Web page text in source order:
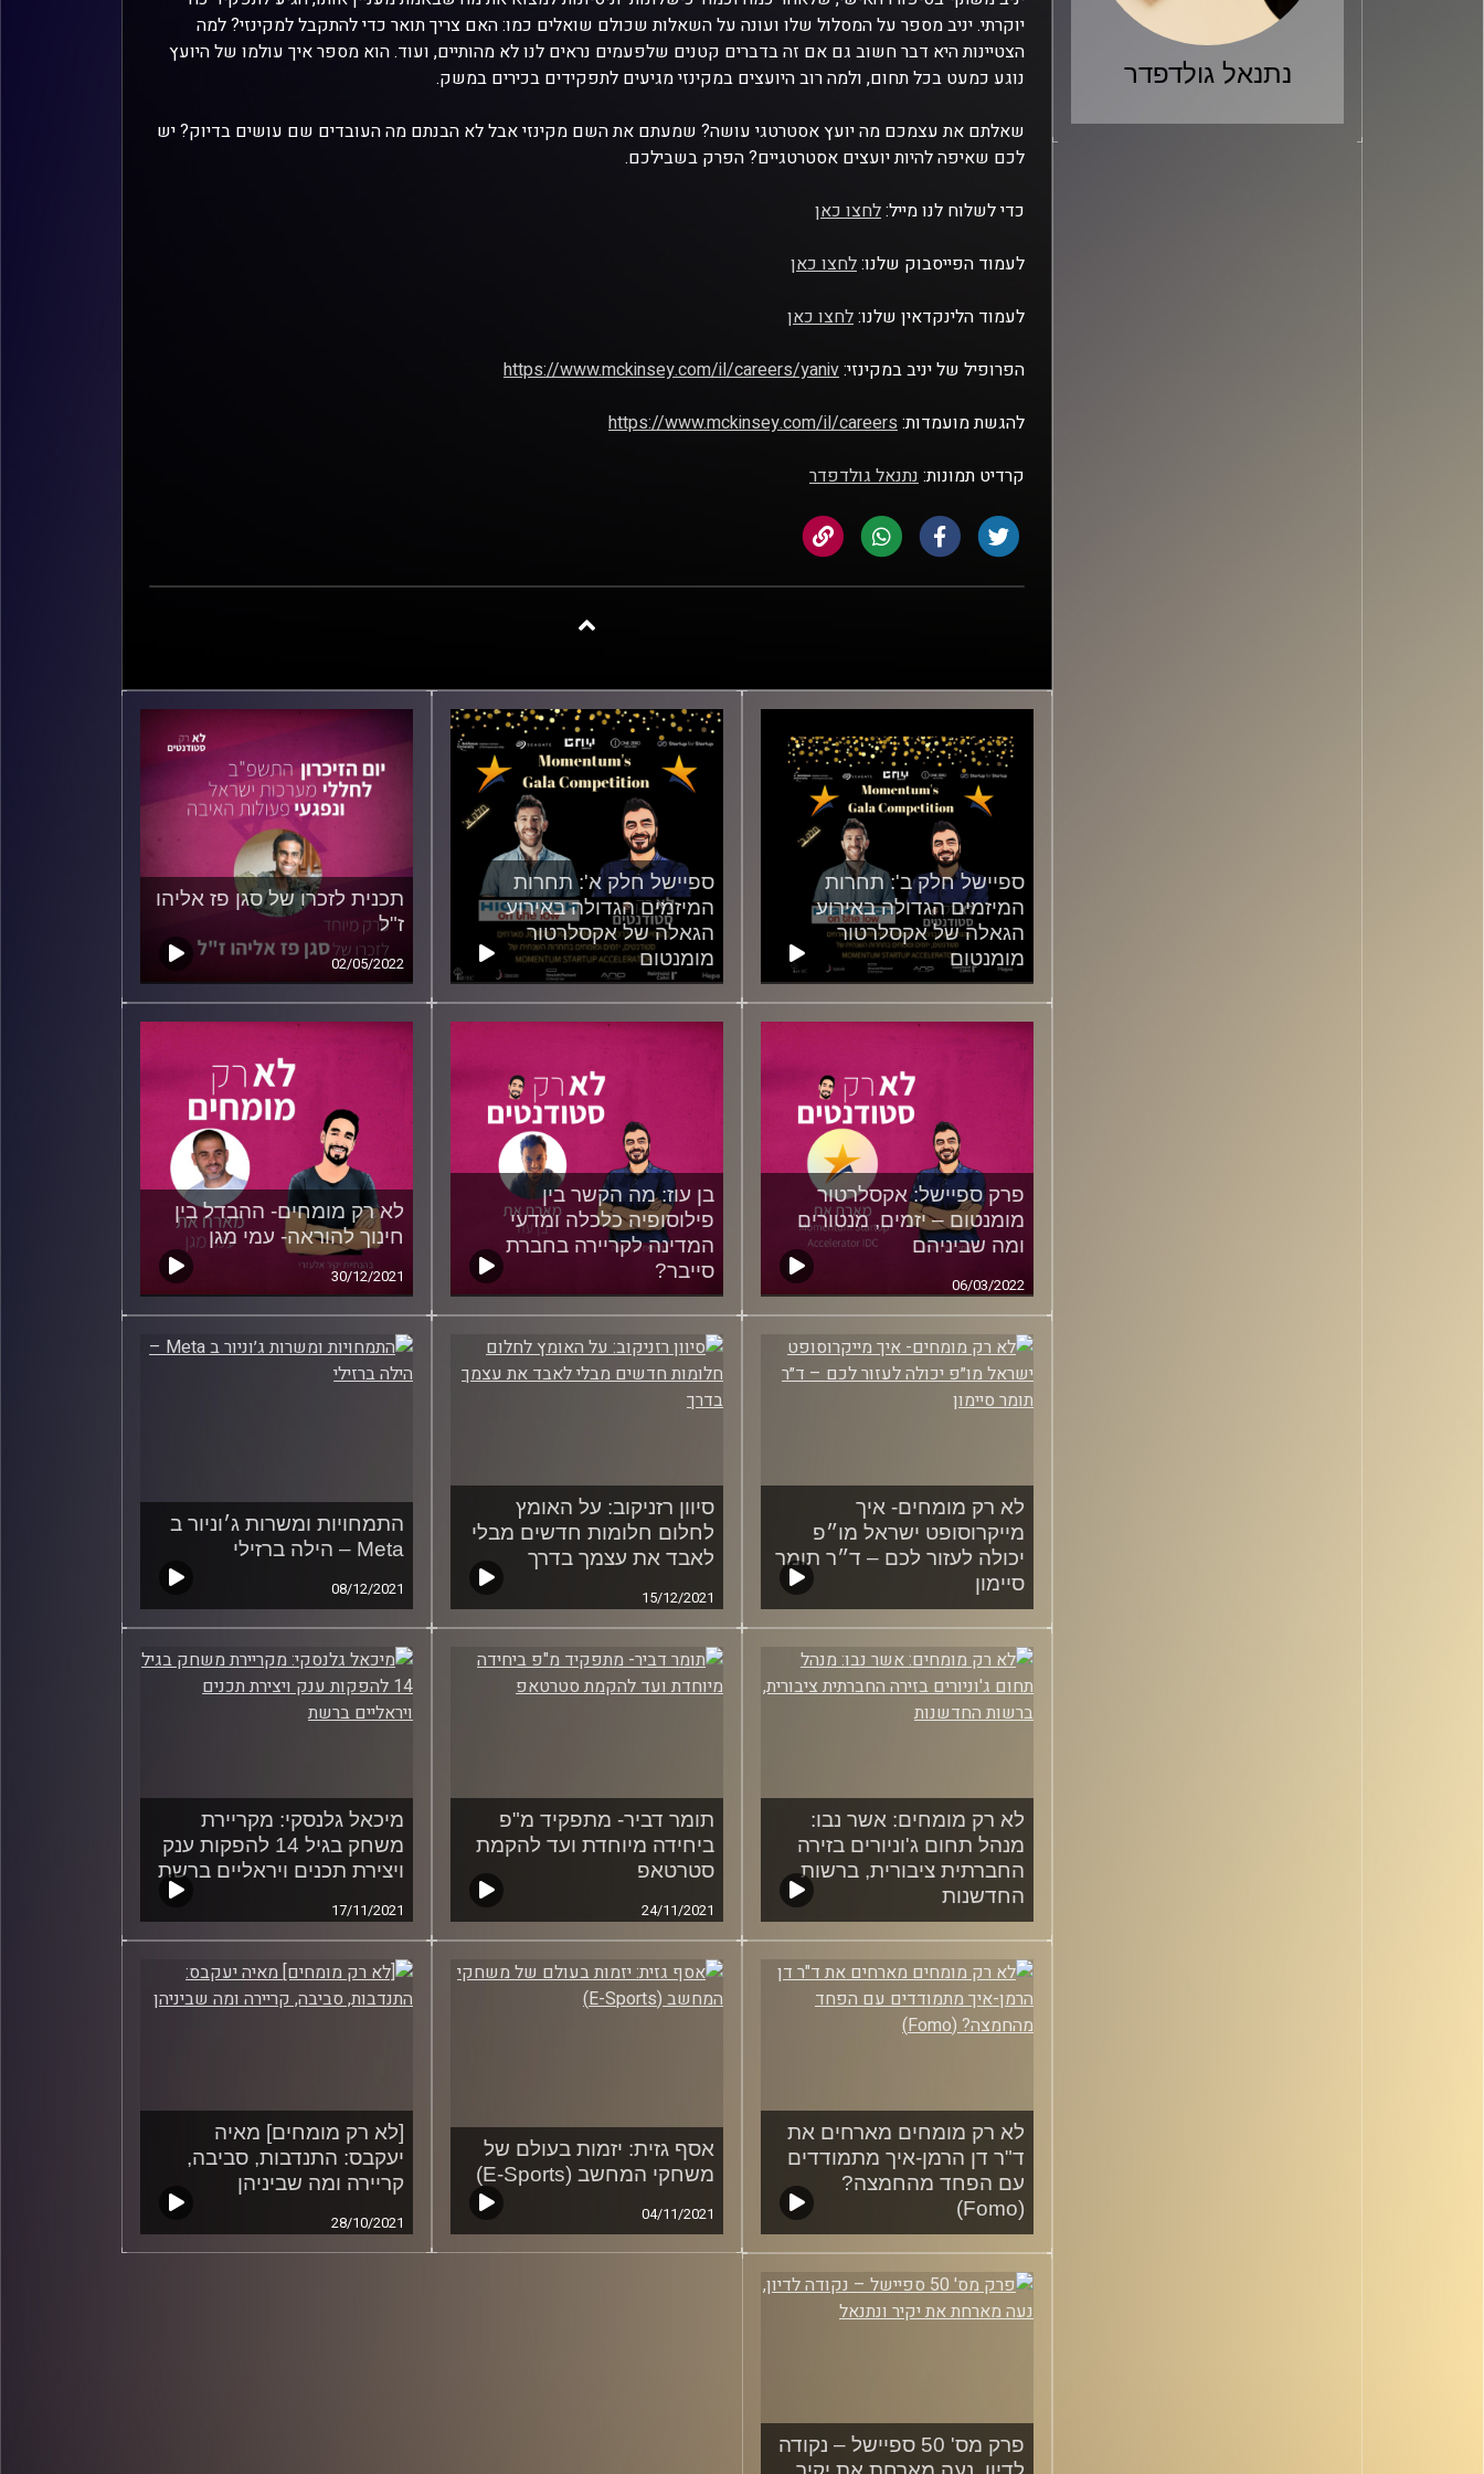
נתנאל גולדפדר
יוקרתי. יניב מספר על המסלול שלו ועונה על השאלות שכולם שואלים כמו: האם צריך תואר כדי להתקבל למקינזי? למה
הצטיינות היא דבר חשוב גם אם זה בדברים קטנים שלפעמים נראים לנו לא מהותיים, ועוד. הוא מספר איך עולמו של היועץ
נוגע כמעט בכל תחום, ולמה רוב היועצים במקינזי מגיעים לתפקידים בכירים במשק.
שאלתם את עצמכם מה יועץ אסטרטגי עושה? שמעתם את השם מקינזי אבל לא הבנתם מה העובדים שם עושים בדיוק? יש
לכם שאיפה להיות יועצים אסטרטגיים? הפרק בשבילכם.
כדי לשלוח לנו מייל:לחצו כאן
לעמוד הפייסבוק שלנו:לחצו כאן
לעמוד הלינקדאין שלנו:לחצו כאן
הפרופיל של יניב במקינזי:https://www.mckinsey.com/il/careers/yaniv
להגשת מועמדות:https://www.mckinsey.com/il/careers
קרדיט תמונות:נתנאל גולדפדר
ספיישל חלק ב': תחרות
המיזמים הגדולה באירוע
הגאלה של אקסלרטור
מומנטום
26/06/2022
ספיישל חלק א': תחרות
המיזמים הגדולה באירוע
הגאלה של אקסלרטור
מומנטום
16/06/2022
תכנית לזכרו של סגן פז אליהו
ז"ל
02/05/2022
פרק ספיישל: אקסלרטור
מומנטום – יזמים, מנטורים
ומה שביניהם
06/03/2022
בן עוז: מה הקשר בין
פילוסופיה כלכלה ומדעי
המדינה לקריירה בחברת
סייבר?
12/01/2022
לא רק מומחים- ההבדל בין
חינוך להוראה- עמי מגן
30/12/2021
לא רק מומחים- איך
מייקרוסופט ישראל מו״פ
יכולה לעזור לכם – ד״ר תומר
סיימון
23/12/2021
סיוון רזניקוב: על האומץ
לחלום חלומות חדשים מבלי
לאבד את עצמך בדרך
15/12/2021
התמחויות ומשרות ג׳וניור ב
Meta – הילה ברזילי
08/12/2021
לא רק מומחים: אשר נבו:
מנהל תחום ג'וניורים בזירה
החברתית ציבורית, ברשות
החדשנות
01/12/2021
תומר דביר- מתפקיד מ"פ
ביחידה מיוחדת ועד להקמת
סטרטאפ
24/11/2021
מיכאל גלנסקי: מקריירת
משחק בגיל 14 להפקות ענק
ויצירת תכנים ויראליים ברשת
17/11/2021
לא רק מומחים מארחים את
ד"ר דן הרמן-איך מתמודדים
עם הפחד מהחמצה?
(Fomo)
10/11/2021
אסף גזית: יזמות בעולם של
משחקי המחשב (E-Sports)
04/11/2021
[לא רק מומחים] מאיה
יעקבס: התנדבות, סביבה,
קריירה ומה שביניהן
28/10/2021
פרק מס' 50 ספיישל – נקודה